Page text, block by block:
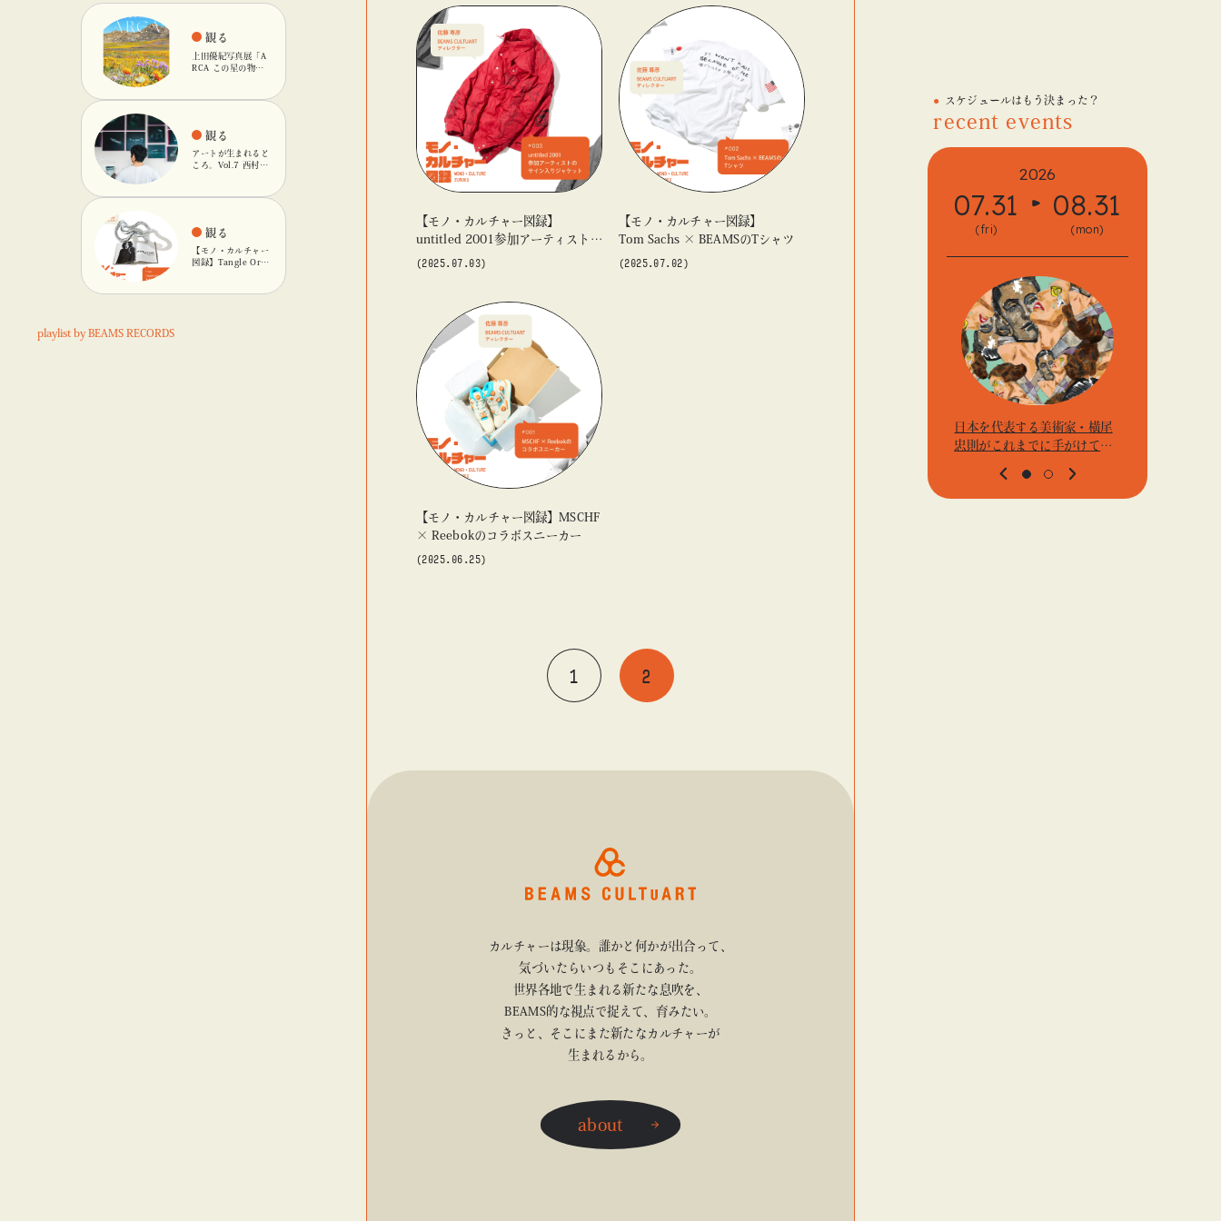
観る
上田優紀写真展「A
RCA この星の物
輪」で開催
観る
アートが生まれると
ころ。Vol.7 西村友
観る
【モノ・カルチャー
図録】Tangle Orig
playlist by BEAMS RECORDS
スケジュールはもう決まった？
recent events
2026
07.31
(fri)
08.31
(mon)
日本を代表する美術家・横尾
忠則がこれまでに手がけてき
た展示を〈B GALLERY〉にて
開催
【モノ・カルチャー図録】
untitled 2001参加アーティストの
サイン入りジャケット
(2025.07.03)
【モノ・カルチャー図録】
Tom Sachs × BEAMSのTシャツ
(2025.07.02)
【モノ・カルチャー図録】MSCHF
× Reebokのコラボスニーカー
(2025.06.25)
1 2
カルチャーは現象。誰かと何かが出合って、
気づいたらいつもそこにあった。
世界各地で生まれる新たな息吹を、
BEAMS的な視点で捉えて、育みたい。
きっと、そこにまた新たなカルチャーが
生まれるから。
about